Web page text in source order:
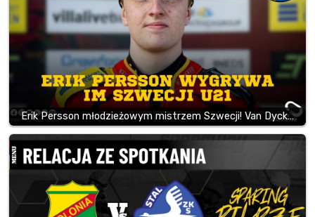
Erik Persson młodzieżowym mistrzem Szwecji! Van Dyck…